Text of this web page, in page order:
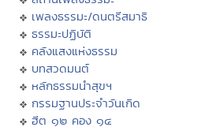
เพลงธรรมะ/ดนตรีสมาธิ
ธรรมะปฏิบัติ
คลังแสงแห่งธรรม
บทสวดมนต์
หลักธรรมนำสุขฯ
กรรมฐานประจำวันเกิด
ฮีต ๑๒ คอง ๑๔